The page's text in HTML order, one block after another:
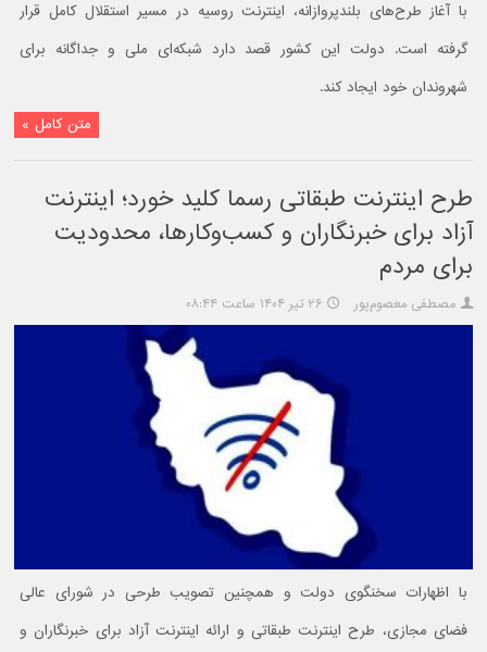
با آغاز طرح‌های بلندپروازانه، اینترنت روسیه در مسیر استقلال کامل قرار
گرفته است. دولت این کشور قصد دارد شبکه‌ای ملی و جداگانه برای
شهروندان خود ایجاد کند.
متن کامل »
طرح اینترنت طبقاتی رسما کلید خورد؛ اینترنت
آزاد برای خبرنگاران و کسب‌وکارها، محدودیت
برای مردم
مصطفی معصوم‌پور ۲۶ تیر ۱۴۰۴ ساعت ۰۸:۴۴
با اظهارات سخنگوی دولت و همچنین تصویب طرحی در شورای عالی
فضای مجازی، طرح اینترنت طبقاتی و ارائه اینترنت آزاد برای خبرنگاران و